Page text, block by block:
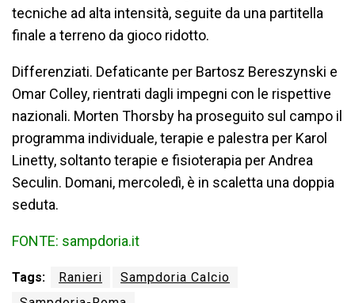
tecniche ad alta intensità, seguite da una partitella
finale a terreno da gioco ridotto.
Differenziati. Defaticante per Bartosz Bereszynski e
Omar Colley, rientrati dagli impegni con le rispettive
nazionali. Morten Thorsby ha proseguito sul campo il
programma individuale, terapie e palestra per Karol
Linetty, soltanto terapie e fisioterapia per Andrea
Seculin. Domani, mercoledì, è in scaletta una doppia
seduta.
FONTE: sampdoria.it
Tags: Ranieri
Sampdoria Calcio